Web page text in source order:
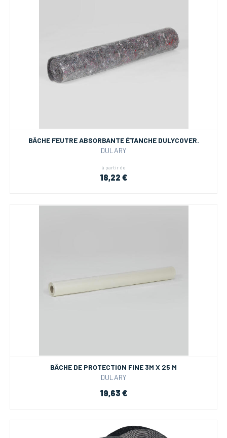
BÂCHE FEUTRE ABSORBANTE ÉTANCHE DULYCOVER.
DULARY
à partir de
18,22 €
BÂCHE DE PROTECTION FINE 3M X 25 M
DULARY
19,63 €